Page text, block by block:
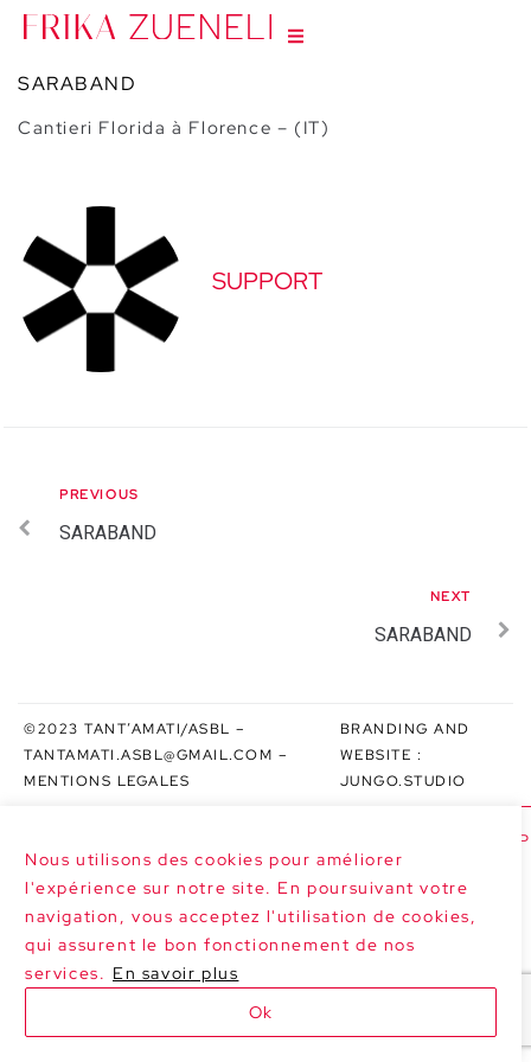
Nous utilisons des cookies pour améliorer
l'expérience sur notre site. En poursuivant votre
navigation, vous acceptez l'utilisation de cookies,
qui assurent le bon fonctionnement de nos
services. En savoir plus
Ok
SARABAND
Cantieri Florida à Florence – (IT)
SUPPORT
PREVIOUS
SARABAND
NEXT
SARABAND
©2023 TANT’AMATI/ASBL –
TANTAMATI.ASBL@GMAIL.COM –
MENTIONS LEGALES
BRANDING AND
WEBSITE :
JUNGO.STUDIO
>>> NEXT DATES : LE MARGHERITE